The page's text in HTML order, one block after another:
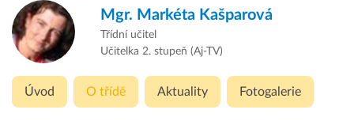
Mgr. Markéta Kašparová
Třídní učitel
Učitelka 2. stupeň (Aj-TV)
Úvod O třídě Aktuality Fotogalerie